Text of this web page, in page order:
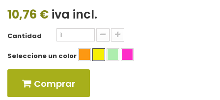
10,76 € iva incl.
Cantidad
Seleccione un color
Comprar